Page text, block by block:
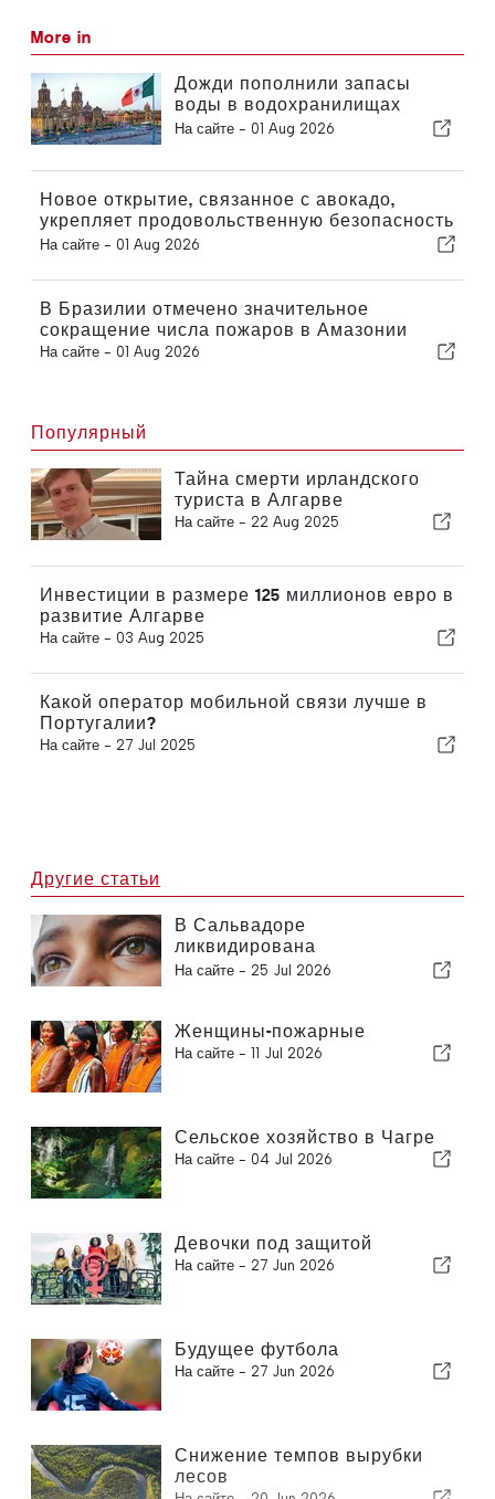
More in
Дожди пополнили запасы
воды в водохранилищах
после продолжительной
На сайте - 01 Aug 2026
Новое открытие, связанное с авокадо,
укрепляет продовольственную безопасность
в будущем
На сайте - 01 Aug 2026
В Бразилии отмечено значительное
сокращение числа пожаров в Амазонии
На сайте - 01 Aug 2026
Популярный
Тайна смерти ирландского
туриста в Алгарве
На сайте - 22 Aug 2025
Инвестиции в размере 125 миллионов евро в
развитие Алгарве
На сайте - 03 Aug 2025
Какой оператор мобильной связи лучше в
Португалии?
На сайте - 27 Jul 2025
Другие статьи
В Сальвадоре
ликвидирована
инфекционная форма
На сайте - 25 Jul 2026
Женщины-пожарные
На сайте - 11 Jul 2026
Сельское хозяйство в Чагре
На сайте - 04 Jul 2026
Девочки под защитой
На сайте - 27 Jun 2026
Будущее футбола
На сайте - 27 Jun 2026
Снижение темпов вырубки
лесов